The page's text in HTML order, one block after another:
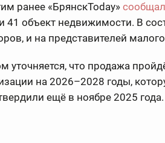
ранее «БрянскToday» сообщал
41 объект недвижимости. В
и на представителей
уточняется, что продажа
на 2026–2028 годы,
ещё в ноябре 2025 года.